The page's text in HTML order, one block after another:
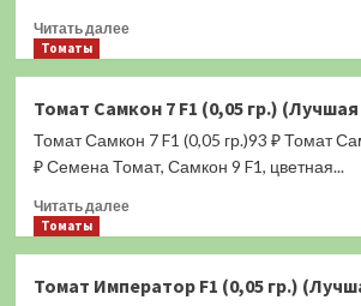
(Лучшая
Читать далееПрочитать
Оранжевые
сливки
(0,1
(Лучшая
Томаты
Томат Самкон 7 F1 (0,05 гр.)
Томат Самкон 7 F1 (0,05 гр.)93 ₽ Томат
₽ Семена Томат, Самкон 9 F1, цветная...
Читать далееПрочитать
Самкон
Томаты
Томат Император F1 (0,05 гр.)